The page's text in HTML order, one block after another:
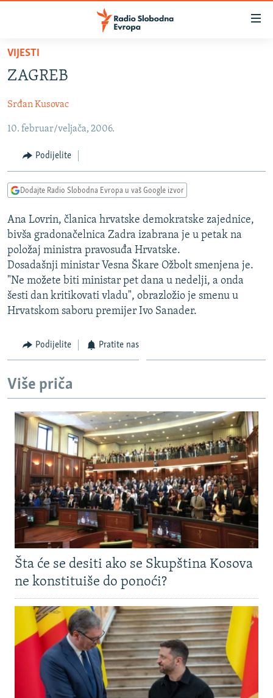
Pređite
glavni
Pređite
na
navigaciju
Pređite
na
pretragu
SRBIJA
KOSOVO
CRNA GORA
VIZUELNO
VIDEO
FOTOGALERIJE
INFOGRAFIKE
PODCASTI
RAT U UKRAJINI
KINA NA BALKANU
RSE PRIČE IZ SVIJETA
ISPRIČAJ MI
DNEVNO@RSE
VIŠE OD NASLOVA
POPLAVE I KLIZIŠTA U BIH 2024.
TV LIBERTY
POST SCRIPTUM
MOJA EVROPA
TRI DECENIJE OD RATA U BIH
SVE KARTE DEJTONA
NASTANAK I RASPAD JUGOSLAVIJE
PRATITE NAS
Sve RFE/RL stranice
VIJESTI
ZAGREB
Srđan Kusovac
10. februar/veljača, 2006.
Podijelite
Dodajte Radio Slobodna Evropa u vaš Google izvor
Ana Lovrin, članica hrvatske demokratske zajednice,
bivša gradonačelnica Zadra izabrana je u petak na
položaj ministra pravosuđa Hrvatske.
Dosadašnji ministar Vesna Škare Ožbolt smenjena je.
"Ne možete biti ministar pet dana u nedelji, a onda
šesti dan kritikovati vladu", obrazložio je smenu u
Hrvatskom saboru premijer Ivo Sanader.
Podijelite Pratite nas
Više priča
Šta će se desiti ako se Skupština Kosova
ne konstituiše do ponoći?